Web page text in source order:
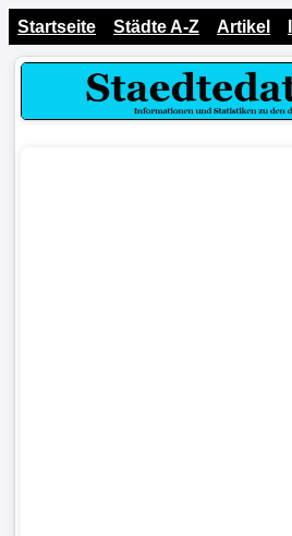
Startseite Städte A-Z Artikel